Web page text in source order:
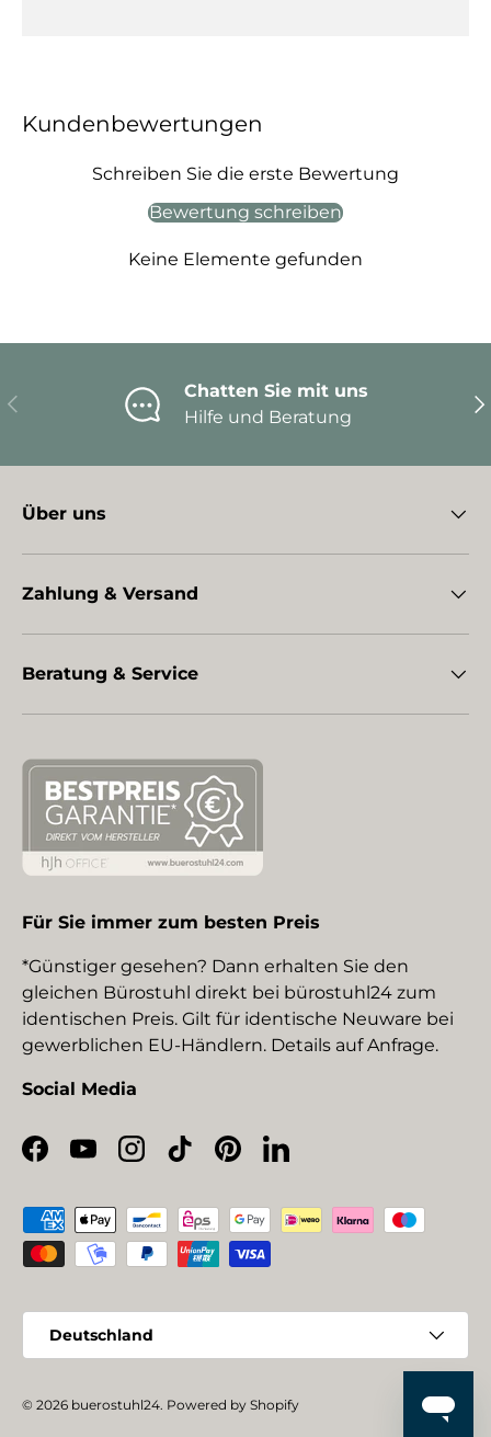
Kundenbewertungen
Schreiben Sie die erste Bewertung
Bewertung schreiben
Keine Elemente gefunden
Vorherige
Chatten Sie mit uns
Hilfe und Beratung
Über uns
Zahlung & Versand
Beratung & Service
Für Sie immer zum besten Preis
*Günstiger gesehen? Dann erhalten Sie den
gleichen Bürostuhl direkt bei bürostuhl24 zum
identischen Preis. Gilt für identische Neuware bei
gewerblichen EU-Händlern. Details auf Anfrage.
Social Media
Facebook
YouTubeInstagram
TikTokPinterestLinkedIn
Zahlungsmethoden
Deutschland
© 2026 buerostuhl24. Powered by Shopify